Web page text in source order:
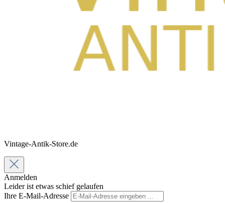
Vintage-Antik-Store.de
Anmelden
Leider ist etwas schief gelaufen
Ihre E-Mail-Adresse